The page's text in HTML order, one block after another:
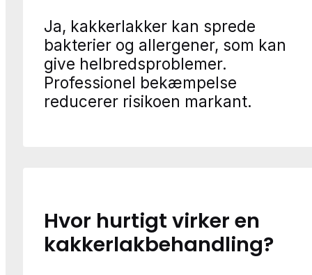
Ja, kakkerlakker kan sprede
bakterier og allergener, som kan
give helbredsproblemer.
Professionel bekæmpelse
reducerer risikoen markant.
Hvor hurtigt virker en
kakkerlakbehandling?